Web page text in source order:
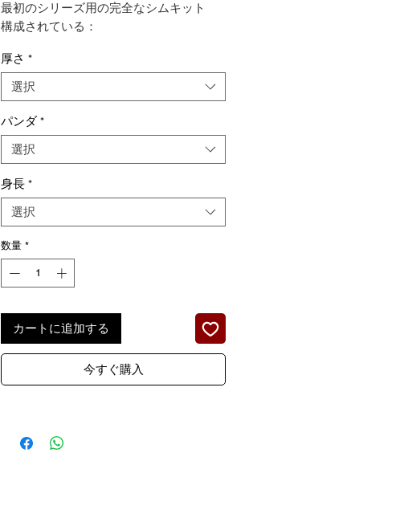
最初のシリーズ用の完全なシムキット
構成されている：
トラット下+リアアンダースプリング、高
さ4cm
厚さ *
選択
パンダ *
選択
身長 *
選択
数量 *
カートに追加する
今すぐ購入